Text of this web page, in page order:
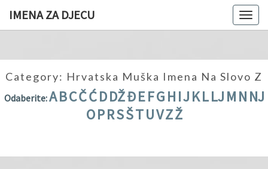
IMENA ZA DJECU
Category: Hrvatska Muška Imena Na Slovo Z
Odaberite:ABCČĆDDŽĐEFGHIJKLLJMNNJ
OPRSŠTUVZŽ